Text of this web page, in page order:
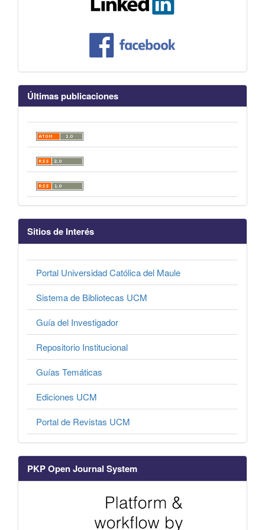
Últimas publicaciones
Sitios de Interés
Portal Universidad Católica del Maule
Sistema de Bibliotecas UCM
Guía del Investigador
Repositorio Institucional
Guías Temáticas
Ediciones UCM
Portal de Revistas UCM
PKP Open Journal System